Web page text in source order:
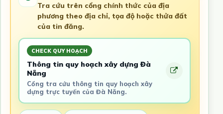
Tra cứu trên cổng chính thức của địa
phương theo địa chỉ, tọa độ hoặc thửa đất
của tin đăng.
CHECK QUY HOẠCH
Thông tin quy hoạch xây dựng Đà
Nẵng
Cổng tra cứu thông tin quy hoạch xây
dựng trực tuyến của Đà Nẵng.